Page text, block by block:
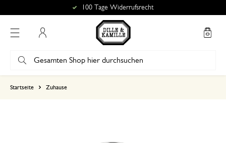
100 Tage Widerrufsrecht
Startseite Zuhause